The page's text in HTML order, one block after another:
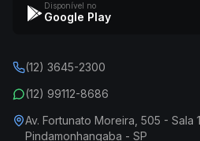
Disponível no
Google Play
(12) 3645-2300
(12) 99112-8686
Av. Fortunato Moreira, 505 - Sala 1
Pindamonhangaba - SP